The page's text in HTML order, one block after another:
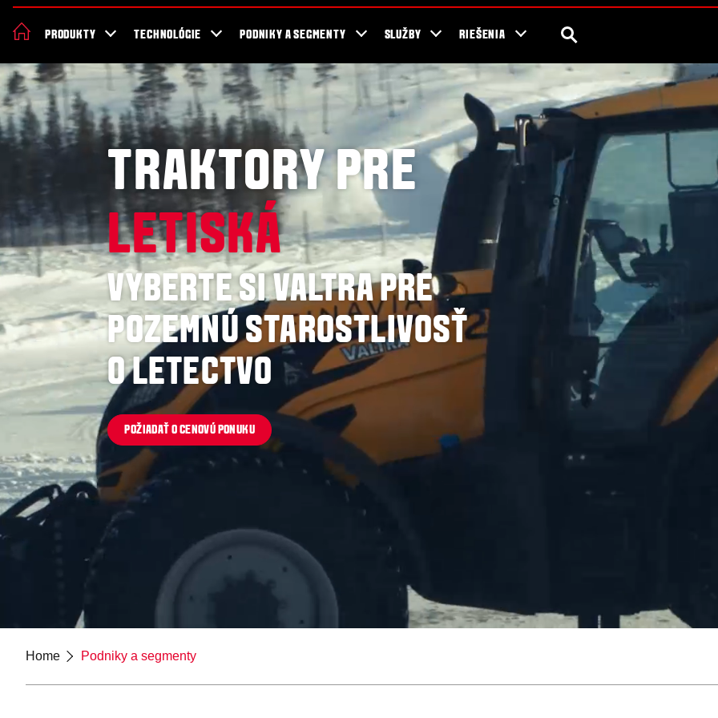
PRODUKTY TECHNOLÓGIE PODNIKY A SEGMENTY SLUŽBY RIEŠENIA SEARCH
TRAKTORY PRE
LETISKÁ
VYBERTE SI VALTRA PRE
POZEMNÚ STAROSTLIVOSŤ
O LETECTVO
POŽIADAŤ O CENOVÚ PONUKU
Home Podniky a segmenty